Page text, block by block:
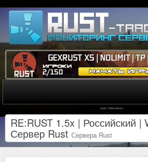
RE:RUST 1.5x | Российский |
Сервер Rust Сервера Rust